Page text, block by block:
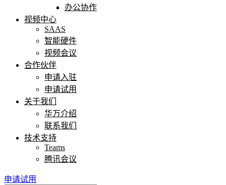
办公协作
视频中心
SAAS
智能硬件
视频会议
合作伙伴
申请入驻
申请试用
关于我们
华万介绍
联系我们
技术支持
Teams
腾讯会议
申请试用